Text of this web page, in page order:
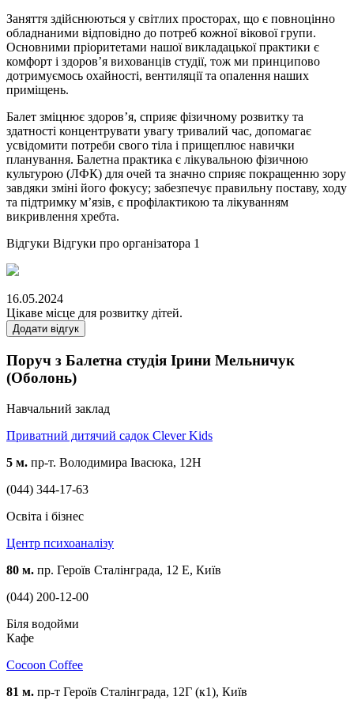
Заняття здійснюються у світлих просторах, що є повноцінно
обладнаними відповідно до потреб кожної вікової групи.
Основними пріоритетами нашої викладацької практики є
комфорт і здоров’я вихованців студії, тож ми принципово
дотримуємось охайності, вентиляції та опалення наших
приміщень.
Балет зміцнює здоров’я, сприяє фізичному розвитку та
здатності концентрувати увагу тривалий час, допомагає
усвідомити потреби свого тіла і прищеплює навички
планування. Балетна практика є лікувальною фізичною
культурою (ЛФК) для очей та значно сприяє покращенню зору
завдяки зміні його фокусу; забезпечує правильну поставу, ходу
та підтримку м’язів, є профілактикою та лікуванням
викривлення хребта.
Відгуки Відгуки про організатора 1
16.05.2024
Цікаве місце для розвитку дітей.
Додати відгук
Поруч з Балетна студія Ірини Мельничук
(Оболонь)
Навчальний заклад
Приватний дитячий садок Clever Kids
5 м. пр-т. Володимира Івасюка, 12Н
(044) 344-17-63
Освіта і бізнес
Центр психоаналізу
80 м. пр. Героїв Сталінграда, 12 Е, Київ
(044) 200-12-00
Біля водойми
Кафе
Cocoon Coffee
81 м. пр-т Героїв Сталінграда, 12Г (к1), Київ